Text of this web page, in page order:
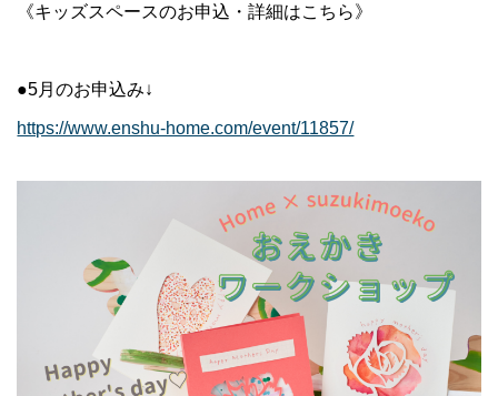
《キッズスペースのお申込・詳細はこちら》
●5月のお申込み↓
https://www.enshu-home.com/event/11857/